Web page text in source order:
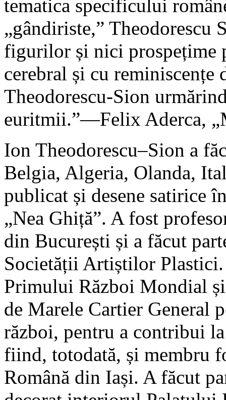
tematica specificului
„gândiriste,” Theodorescu
figurilor și nici prospețime
cerebral și cu reminiscențe
Theodorescu-Sion
euritmii.”—Felix Aderca,
Ion Theodorescu–Sion a
Belgia, Algeria, Olanda,
publicat și desene satirice
„Nea Ghiță”. A fost
din București și a făcut
Societății Artiștilor
Primului Război Mondial
de Marele Cartier General
război, pentru a contribui
fiind, totodată, și membru
Română din Iași. A făcut